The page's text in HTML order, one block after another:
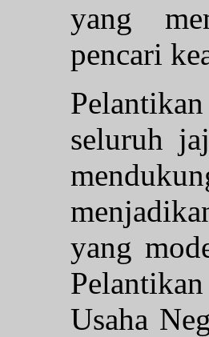
yang
pencari
seluruh
yang
Usaha